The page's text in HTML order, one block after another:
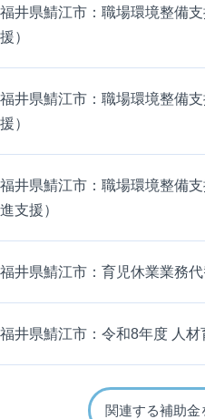
福井県鯖江市：職場環境整備
援）
福井県鯖江市：職場環境整備
援）
福井県鯖江市：職場環境整備
進支援）
福井県鯖江市：育児休業業務
福井県鯖江市：令和8年度 人材
関連する補助金